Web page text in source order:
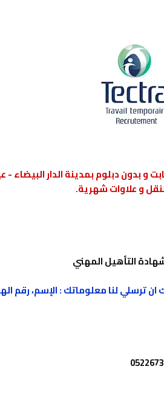
150 عاملة براتب ثابت و بدون دبلوم بمدينة الدار
و علاوات شهرية.
ترسلي لنا معلوماتك : الإسم، رقم